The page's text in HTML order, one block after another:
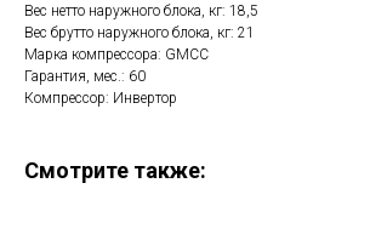
Вес нетто наружного блока, кг: 18,5
Вес брутто наружного блока, кг: 21
Марка компрессора: GMCC
Гарантия, мес.: 60
Компрессор: Инвертор
Смотрите также: